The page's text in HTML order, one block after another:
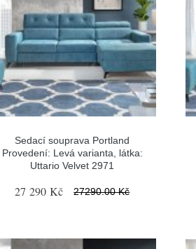
Sedací souprava Portland
Provedení: Levá varianta, látka:
Uttario Velvet 2971
27 290 Kč 27290.00 Kč